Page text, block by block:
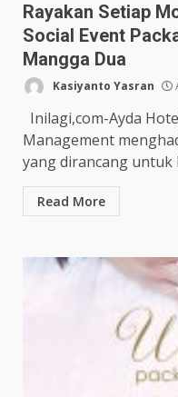
Rayakan Setiap
Social Event
Mangga Dua
Kasiyanto Yasran
Inilagi,com-Ayda
Management
yang dirancang untuk
Read More